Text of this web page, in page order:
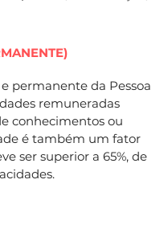
permanente da Pessoa
remuneradas
conhecimentos ou
é também um fator
ser superior a 65%, de